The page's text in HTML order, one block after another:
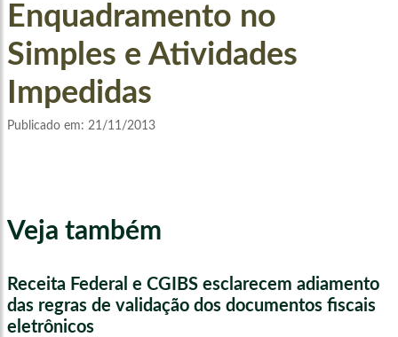
Enquadramento no
Simples e Atividades
Impedidas
Publicado em: 21/11/2013
Veja também
Receita Federal e CGIBS esclarecem adiamento
das regras de validação dos documentos fiscais
eletrônicos